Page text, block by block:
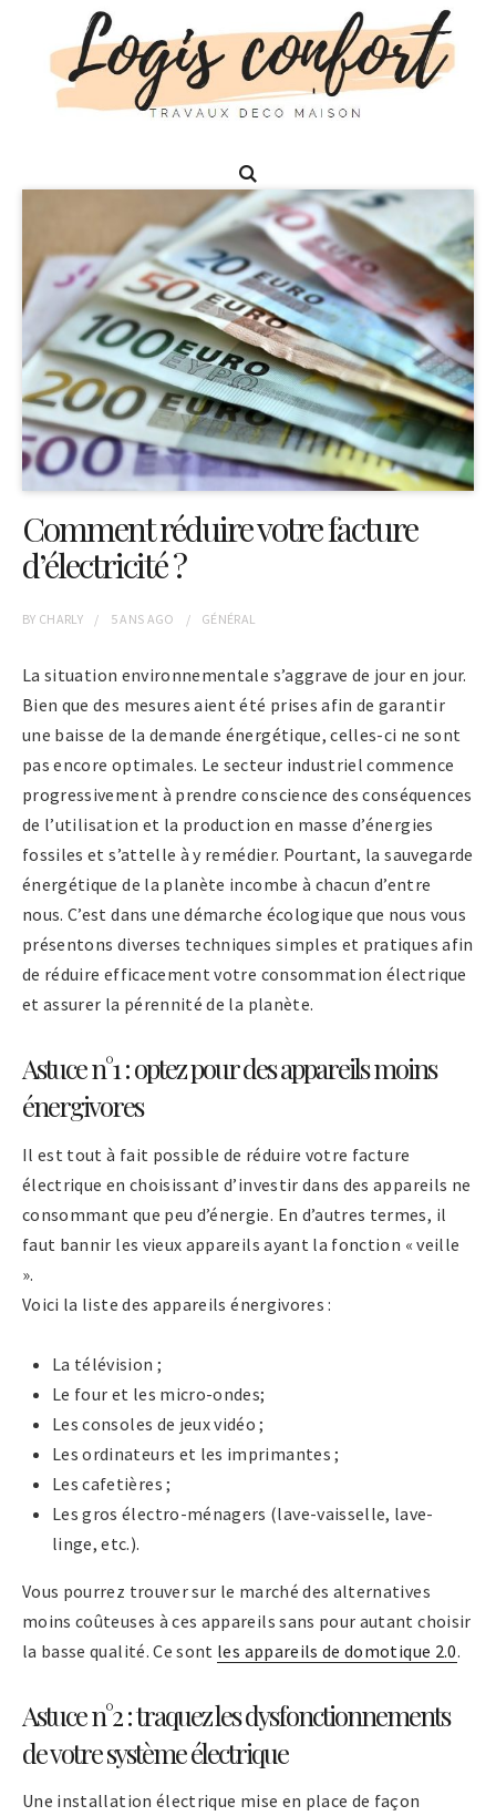
Comment réduire votre facture
d’électricité ?
BY CHARLY 5 ANS AGO GÉNÉRAL
La situation environnementale s’aggrave de jour en jour.
Bien que des mesures aient été prises afin de garantir
une baisse de la demande énergétique, celles-ci ne sont
pas encore optimales. Le secteur industriel commence
progressivement à prendre conscience des conséquences
de l’utilisation et la production en masse d’énergies
fossiles et s’attelle à y remédier. Pourtant, la sauvegarde
énergétique de la planète incombe à chacun d’entre
nous. C’est dans une démarche écologique que nous vous
présentons diverses techniques simples et pratiques afin
de réduire efficacement votre consommation électrique
et assurer la pérennité de la planète.
Astuce n°1 : optez pour des appareils moins
énergivores
Il est tout à fait possible de réduire votre facture
électrique en choisissant d’investir dans des appareils ne
consommant que peu d’énergie. En d’autres termes, il
faut bannir les vieux appareils ayant la fonction « veille
».
Voici la liste des appareils énergivores :
La télévision ;
Le four et les micro-ondes;
Les consoles de jeux vidéo ;
Les ordinateurs et les imprimantes ;
Les cafetières ;
Les gros électro-ménagers (lave-vaisselle, lave-
linge, etc.).
Vous pourrez trouver sur le marché des alternatives
moins coûteuses à ces appareils sans pour autant choisir
la basse qualité. Ce sont les appareils de domotique 2.0.
Astuce n°2 : traquez les dysfonctionnements
de votre système électrique
Une installation électrique mise en place de façon